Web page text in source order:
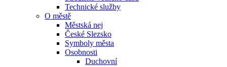
Technické služby
O městě
Městská nej
České Slezsko
Symboly města
Osobnosti
Duchovní